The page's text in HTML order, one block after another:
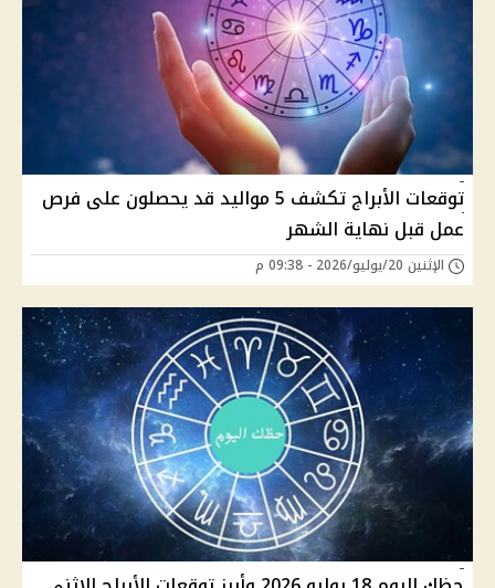
توقعات الأبراج تكشف 5 مواليد قد يحصلون على فرص
عمل قبل نهاية الشهر
الإثنين 20/يوليو/2026 - 09:38 م